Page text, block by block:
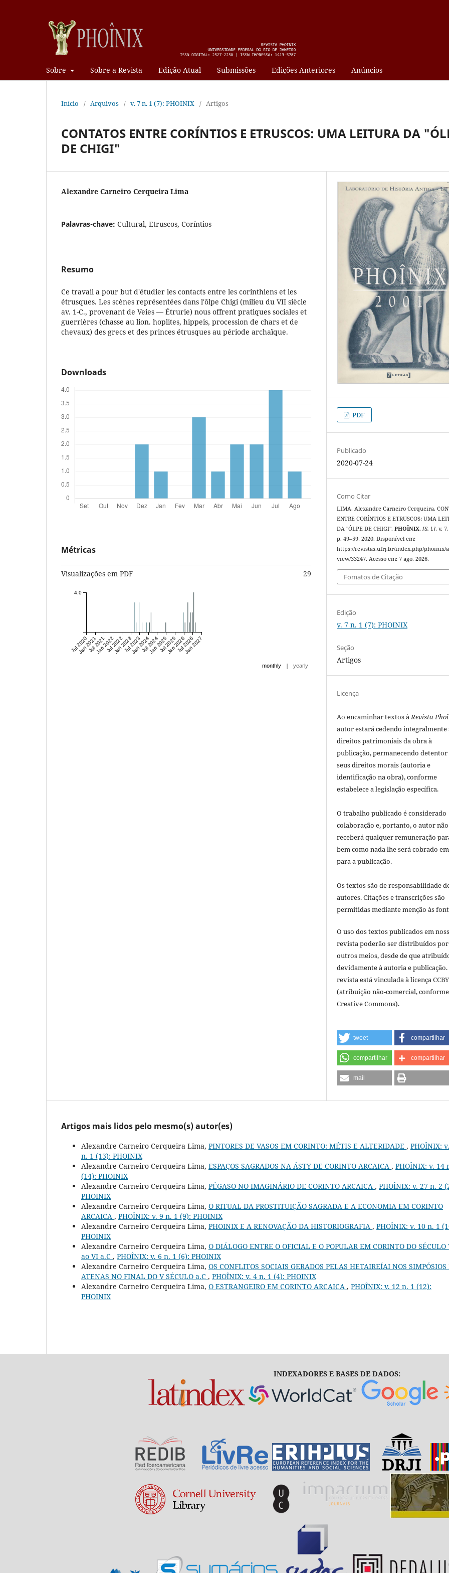
Sobre Sobre a Revista Edição Atual Submissões Edições Anteriores Anúncios
Início / Arquivos / v. 7 n. 1 (7): PHOINIX / Artigos
CONTATOS ENTRE CORÍNTIOS E ETRUSCOS: UMA LEITURA DA
DE CHIGI"
Alexandre Carneiro Cerqueira Lima
Palavras-chave: Cultural, Etruscos, Coríntios
Resumo
Ce travail a pour but d'étudier les contacts entre les corinthiens et les
étrusques. Les scènes représentées dans l'ôlpe Chigi (milieu du VII siècle
av. 1-C., provenant de Veies — Étrurie) nous offrent pratiques sociales et
guerrières (chasse au lion. hoplites, hippeis, procession de chars et de
chevaux) des grecs et des princes étrusques au période archaïque.
Downloads
Métricas
Visualizações em PDF 29
Jul 2020
Jan 2021Jul 2021
Jan 2022Jul 2022
Jan 2023Jul 2023
Jan 2024Jul 2024
Jan 2025Jul 2025
Jan 2026Jul 2026
Jan 2027
4.0
monthly | yearly
PDF
Publicado
2020-07-24
Como Citar
LIMA, Alexandre Carneiro Cerqueira.
ENTRE CORÍNTIOS E ETRUSCOS: UMA
DA "ÓLPE DE CHIGI".PHOÎNIX,[S. l.], v.
p. 49–59, 2020. Disponível em:
https://revistas.ufrj.br/index.php/phoinix/
view/33247. Acesso em: 7 ago. 2026.
Fomatos de Citação
Edição
v. 7 n. 1 (7): PHOINIX
Seção
Artigos
Licença
Ao encaminhar textos àRevista
autor estará cedendo integralmente
direitos patrimoniais da obra à
publicação, permanecendo detentor
seus direitos morais (autoria e
identificação na obra), conforme
estabelece a legislação especí­fica.
O trabalho publicado é considerado
colaboração e, portanto, o autor não
receberá qualquer remuneração
bem como nada lhe será cobrado
para a publicação.
Os textos são de responsabilidade
autores. Citações e transcrições são
permitidas mediante menção às
O uso dos textos publicados em
revista poderão ser distribuídos por
outros meios, desde de que
devidamente à autoria e publicação.
revista está vinculada à licença
(atribuição não-comercial,
Creative Commons).
tweet compartilhar
compartilhar compartilhar
mail
Artigos mais lidos pelo mesmo(s) autor(es)
Alexandre Carneiro Cerqueira Lima, PINTORES DE VASOS EM CORINTO: MÉTIS E ALTERIDADE , PHOÎNIX:
n. 1 (13): PHOINIX
Alexandre Carneiro Cerqueira Lima, ESPAÇOS SAGRADOS NA ÁSTY DE CORINTO ARCAICA , PHOÎNIX: v. 14
(14): PHOINIX
Alexandre Carneiro Cerqueira Lima, PÉGASO NO IMAGINÁRIO DE CORINTO ARCAICA , PHOÎNIX: v. 27 n. 2
PHOINIX
Alexandre Carneiro Cerqueira Lima, O RITUAL DA PROSTITUIÇÃO SAGRADA E A ECONOMIA EM CORINTO
ARCAICA , PHOÎNIX: v. 9 n. 1 (9): PHOINIX
Alexandre Carneiro Cerqueira Lima, PHOINIX E A RENOVAÇÃO DA HISTORIOGRAFIA , PHOÎNIX: v. 10 n. 1
PHOINIX
Alexandre Carneiro Cerqueira Lima, O DIÁLOGO ENTRE O OFICIAL E O POPULAR EM CORINTO DO SÉCULO
ao VI a.C , PHOÎNIX: v. 6 n. 1 (6): PHOINIX
Alexandre Carneiro Cerqueira Lima, OS CONFLITOS SOCIAIS GERADOS PELAS HETAIREÍAI NOS
ATENAS NO FINAL DO V SÉCULO a.C , PHOÎNIX: v. 4 n. 1 (4): PHOINIX
Alexandre Carneiro Cerqueira Lima, O ESTRANGEIRO EM CORINTO ARCAICA , PHOÎNIX: v. 12 n. 1 (12):
PHOINIX
INDEXADORES E BASES DE DADOS: